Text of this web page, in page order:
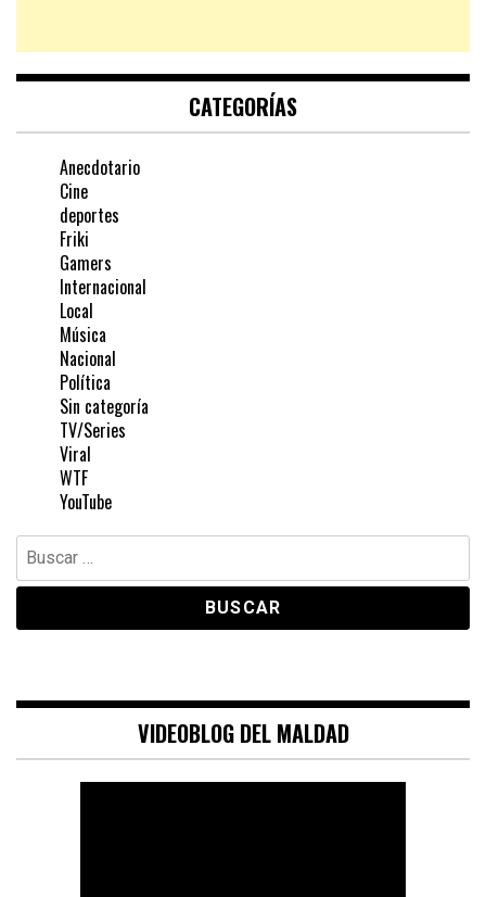
CATEGORÍAS
Anecdotario
Cine
deportes
Friki
Gamers
Internacional
Local
Música
Nacional
Política
Sin categoría
TV/Series
Viral
WTF
YouTube
Buscar:
VIDEOBLOG DEL MALDAD